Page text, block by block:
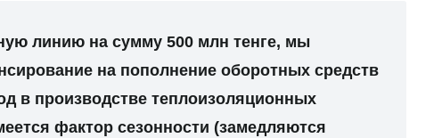
линию на сумму 500 млн тенге, мы
на пополнение оборотных средств
в производстве теплоизоляционных
фактор сезонности (замедляются